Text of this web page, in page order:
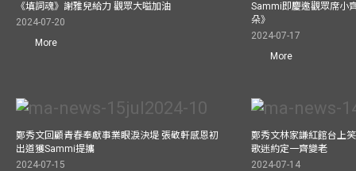
《填詞魂》謝雅兒給力 觀眾大嗌加油
2024-07-20
More
Sammi即慶邀觀眾席小
朵》
2024-07-17
More
鄭秀文回顧青春奉獻事業眼淚決堤 張敬軒感恩初
出道獲Sammi提攜
2024-07-15
鄭秀文林家謙紅館台上
歌迷約定一齊變老
2024-07-14